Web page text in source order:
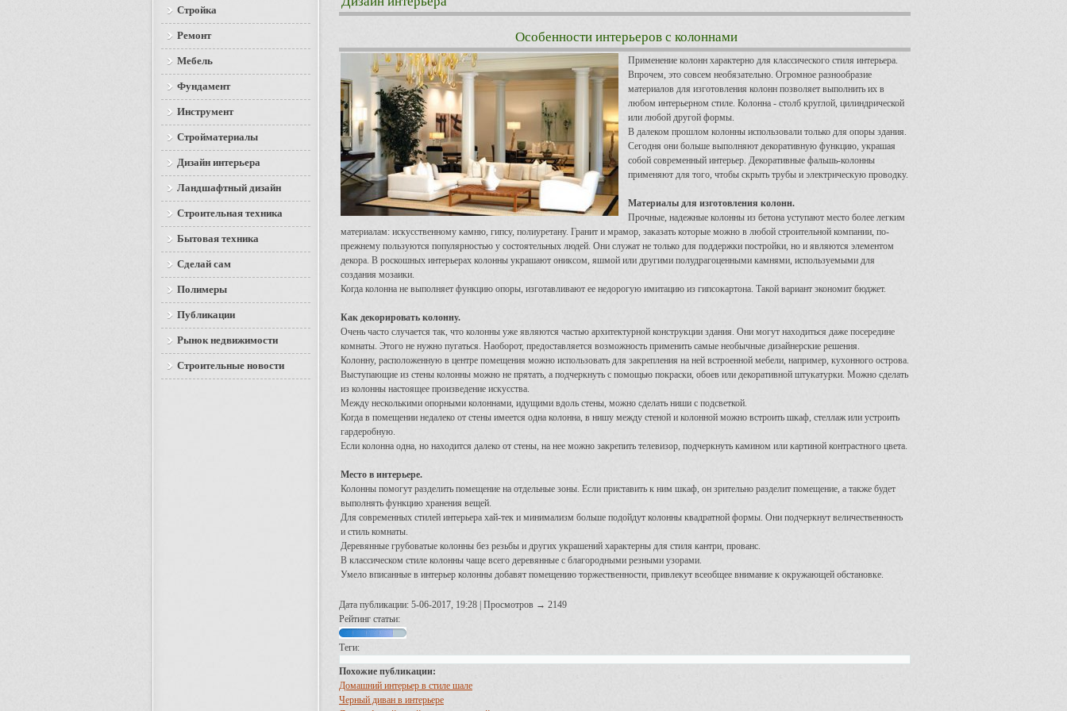
Особенности интерьеров с колоннами
Применение колонн характерно для классического стиля интерьера.
Впрочем, это совсем необязательно. Огромное разнообразие
материалов для изготовления колонн позволяет выполнить их в
любом интерьерном стиле. Колонна - столб круглой, цилиндрической
или любой другой формы.
В далеком прошлом колонны использовали только для опоры здания.
Сегодня они больше выполняют декоративную функцию, украшая
собой современный интерьер. Декоративные фальшь-колонны
применяют для того, чтобы скрыть трубы и электрическую проводку.
Материалы для изготовления колонн.
Прочные, надежные колонны из бетона уступают место более легким
материалам: искусственному камню, гипсу, полиуретану. Гранит и мрамор, заказать которые можно в любой строительной компании, по-
прежнему пользуются популярностью у состоятельных людей. Они служат не только для поддержки постройки, но и являются элементом
декора. В роскошных интерьерах колонны украшают ониксом, яшмой или другими полудрагоценными камнями, используемыми для
создания мозаики.
Когда колонна не выполняет функцию опоры, изготавливают ее недорогую имитацию из гипсокартона. Такой вариант экономит бюджет.
Как декорировать колонну.
Очень часто случается так, что колонны уже являются частью архитектурной конструкции здания. Они могут находиться даже посередине
комнаты. Этого не нужно пугаться. Наоборот, предоставляется возможность применить самые необычные дизайнерские решения.
Колонну, расположенную в центре помещения можно использовать для закрепления на ней встроенной мебели, например, кухонного острова.
Выступающие из стены колонны можно не прятать, а подчеркнуть с помощью покраски, обоев или декоративной штукатурки. Можно сделать
из колонны настоящее произведение искусства.
Между несколькими опорными колоннами, идущими вдоль стены, можно сделать ниши с подсветкой.
Когда в помещении недалеко от стены имеется одна колонна, в нишу между стеной и колонной можно встроить шкаф, стеллаж или устроить
гардеробную.
Если колонна одна, но находится далеко от стены, на нее можно закрепить телевизор, подчеркнуть камином или картиной контрастного цвета.
Место в интерьере.
Колонны помогут разделить помещение на отдельные зоны. Если приставить к ним шкаф, он зрительно разделит помещение, а также будет
выполнять функцию хранения вещей.
Для современных стилей интерьера хай-тек и минимализм больше подойдут колонны квадратной формы. Они подчеркнут величественность
и стиль комнаты.
Деревянные грубоватые колонны без резьбы и других украшений характерны для стиля кантри, прованс.
В классическом стиле колонны чаще всего деревянные с благородными резными узорами.
Умело вписанные в интерьер колонны добавят помещению торжественности, привлекут всеобщее внимание к окружающей обстановке.
Дата публикации: 5-06-2017, 19:28 | Просмотров → 2149
Рейтинг статьи:
Теги:
Похожие публикации:
Домашний интерьер в стиле шале
Черный диван в интерьере
Стройка
Ремонт
Мебель
Фундамент
Инструмент
Стройматериалы
Дизайн интерьера
Ландшафтный дизайн
Строительная техника
Бытовая техника
Сделай сам
Полимеры
Публикации
Рынок недвижимости
Строительные новости